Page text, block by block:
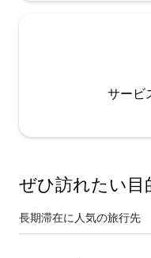
サービ
ぜひ訪⁠れ⁠た⁠い目⁠
長期滞在に人気の旅行先